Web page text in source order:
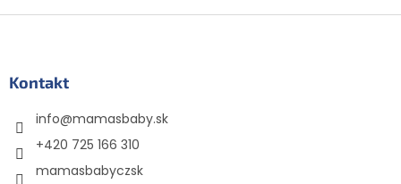
Kontakt
info@mamasbaby.sk
+420 725 166 310
mamasbabyczsk